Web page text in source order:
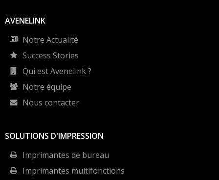
AVENELINK
Notre Actualité
Success Stories
Qui est Avenelink ?
Notre équipe
Nous contacter
SOLUTIONS D'IMPRESSION
Imprimantes de bureau
Imprimantes multifonctions